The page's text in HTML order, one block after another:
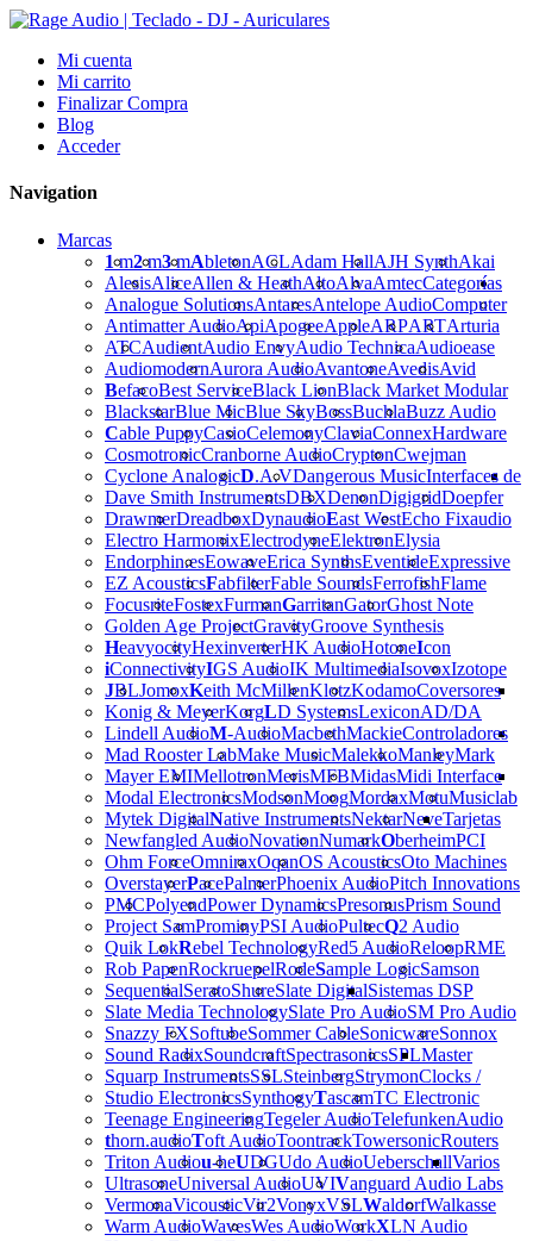
Mi cuenta
Mi carrito
Finalizar Compra
Blog
Acceder
Navigation
Marcas
1m2m3mAbletonACLAdam HallAJH SynthAkai
AlesisAliceAllen & HeathAltoAlvaAmtec
Analogue SolutionsAntaresAntelope Audio
Antimatter AudioApiApogeeAppleARPARTArturia
ATCAudientAudio EnvyAudio TechnicaAudioease
AudiomodernAurora AudioAvantoneAvedisAvid
BefacoBest ServiceBlack LionBlack Market Modular
BlackstarBlue MicBlue SkyBossBuchlaBuzz Audio
Cable PuppyCasioCelemonyClaviaConnex
CosmotronicCranborne AudioCryptonCwejman
Cyclone AnalogicD.A.VDangerous Music
Dave Smith InstrumentsDBXDenonDigigridDoepfer
DrawmerDreadboxDynaudioEast WestEcho Fix
Electro HarmonixElectrodyneElektronElysia
Endorphin.esEowaveErica SynthsEventideExpressive
EZ AcousticsFabfilterFable SoundsFerrofishFlame
FocusriteFostexFurmanGarritanGatorGhost Note
Golden Age ProjectGravityGroove Synthesis
HeavyocityHexinverterHK AudioHotoneIcon
iConnectivityIGS AudioIK MultimediaIsovoxIzotope
JBLJomoxKeith McMillenKlotzKodamo
Konig & MeyerKorgLD SystemsLexicon
Lindell AudioM-AudioMacbethMackie
Mad Rooster LabMake MusicMalekkoManleyMark
Mayer EMIMellotronMerisMFBMidas
Modal ElectronicsModsonMoogMordaxMotuMusiclab
Mytek DigitalNative InstrumentsNektarNeve
Newfangled AudioNovationNumarkOberheim
Ohm ForceOmniraxOqanOS AcousticsOto Machines
OverstayerPacePalmerPhoenix AudioPitch Innovations
PMCPolyendPower DynamicsPresonusPrism Sound
Project SamProminyPSI AudioPultecQ2 Audio
Quik LokRebel TechnologyRed5 AudioReloopRME
Rob PapenRockruepelRodeSample LogicSamson
SequentialSeratoShureSlate Digital
Slate Media TechnologySlate Pro AudioSM Pro Audio
Snazzy FXSoftubeSommer CableSonicwareSonnox
Sound RadixSoundcraftSpectrasonicsSPL
Squarp InstrumentsSSLSteinbergStrymon
Studio ElectronicsSynthogyTascamTC Electronic
Teenage EngineeringTegeler AudioTelefunken
thorn.audioToft AudioToontrackTowersonic
Triton Audiou-heUDGUdo AudioUeberschall
UltrasoneUniversal AudioUVIVanguard Audio Labs
VermonaVicousticVir2VonyxVSLWaldorfWalkasse
Warm AudioWavesWes AudioWorkXLN Audio
Categorías
Computer
Hardware
Interfaces de
audio
Coversores
AD/DA
Controladores
Midi Interface
Tarjetas
PCI
Sistemas DSP
Master
Clocks /
Audio
Routers
Varios